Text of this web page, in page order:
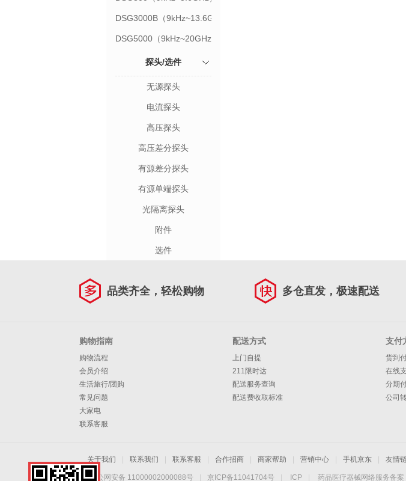
DSG3000B（9kHz~13.6GHz）
DSG5000（9kHz~20GHz）
探头/选件
无源探头
电流探头
高压探头
高压差分探头
有源差分探头
有源单端探头
光隔离探头
附件
选件
品类齐全，轻松购物 多仓直发，极速配送
购物指南
购物流程
会员介绍
生活旅行/团购
常见问题
大家电
联系客服
配送方式
上门自提
211限时达
配送服务查询
配送费收取标准
支付
货到
在线
分期
公司
关于我们 联系我们 联系客服 合作招商 商家帮助 营销中心 手机京东 友情
京公网安备 11000002000088号 京ICP备11041704号 ICP 药品医疗器械网络服务备案